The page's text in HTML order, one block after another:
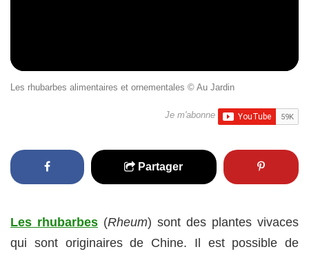
Les rhubarbes alimentaires et ornementales © Au Jardin
Je m'abonne
Partager
Les rhubarbes (Rheum) sont des plantes vivaces
qui sont originaires de Chine. Il est possible de